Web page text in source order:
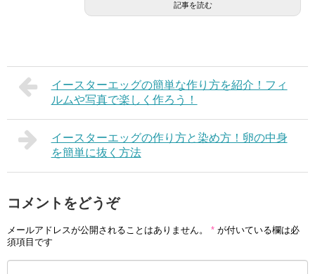
記事を読む
イースターエッグの簡単な作り方を紹介！フィ
ルムや写真で楽しく作ろう！
イースターエッグの作り方と染め方！卵の中身
を簡単に抜く方法
コメントをどうぞ
メールアドレスが公開されることはありません。 * が付いている欄は必
須項目です